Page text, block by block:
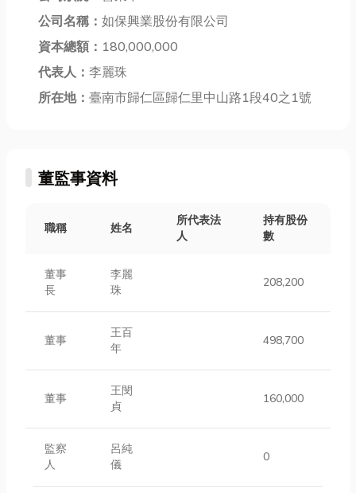
公司名稱： 如保興業股份有限公司
資本總額： 180,000,000
代表人： 李麗珠
所在地： 臺南市歸仁區歸仁里中山路1段40之1號
董監事資料
職稱 姓名
所代表法
人
持有股份
數
董事
長
李麗
珠
208,200
董事
王百
年
498,700
董事
王閔
貞
160,000
監察
人
呂純
儀
0